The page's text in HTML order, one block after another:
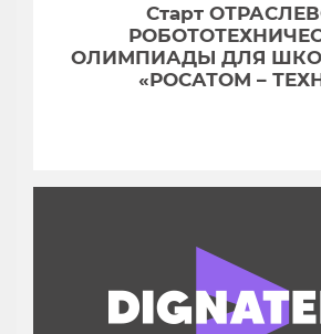
Старт
ОЛИМПИАДЫ ДЛЯ
«РОСАТОМ –